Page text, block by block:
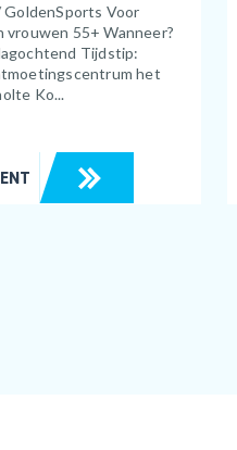
Voor
vrouwen 55+ Wanneer?
Tijdstip:
het
Ko...